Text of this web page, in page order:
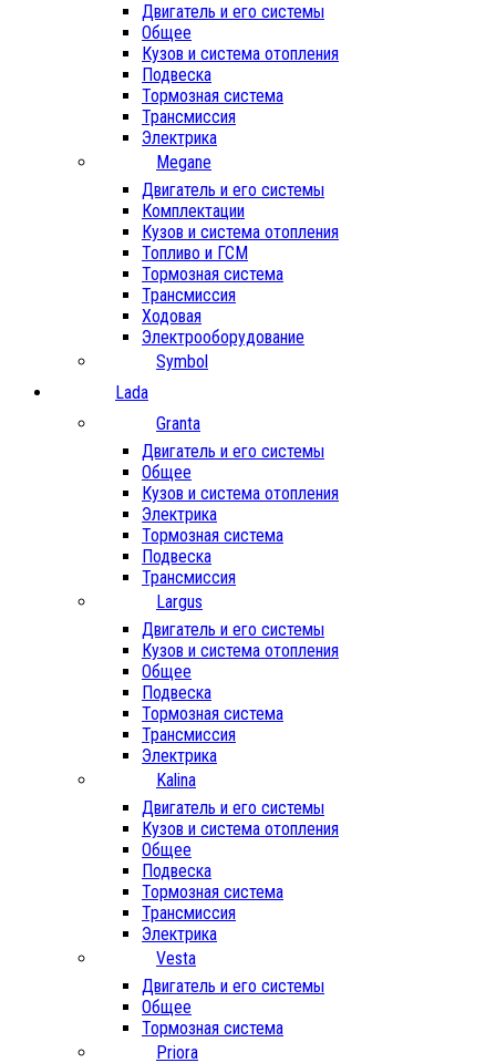
Двигатель и его системы
Общее
Кузов и система отопления
Подвеска
Тормозная система
Трансмиссия
Электрика
Megane
Двигатель и его системы
Комплектации
Кузов и система отопления
Топливо и ГСМ
Тормозная система
Трансмиссия
Ходовая
Электрооборудование
Symbol
Lada
Granta
Двигатель и его системы
Общее
Кузов и система отопления
Электрика
Тормозная система
Подвеска
Трансмиссия
Largus
Двигатель и его системы
Кузов и система отопления
Общее
Подвеска
Тормозная система
Трансмиссия
Электрика
Kalina
Двигатель и его системы
Кузов и система отопления
Общее
Подвеска
Тормозная система
Трансмиссия
Электрика
Vesta
Двигатель и его системы
Общее
Тормозная система
Priora